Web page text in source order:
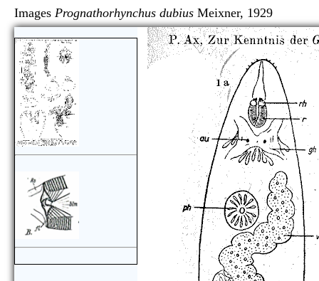
Images Prognathorhynchus dubius Meixner, 1929